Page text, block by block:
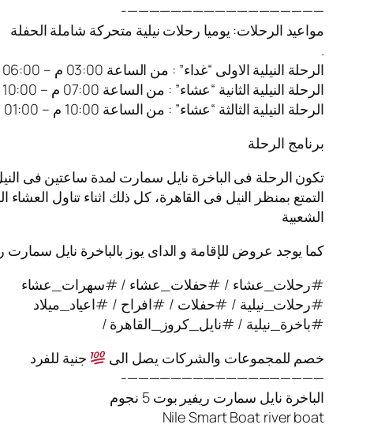
——————————————————-
مواعيد الرحلات: يوميا رحلات نيلية متحركة شاملة الحفلة
.
الرحلة النيلية الاولى “غداء” : من الساعة 03:00 م – 06:00 م
الرحلة النيلية الثانية “عشاء” : من الساعة 07:00 م – 10:00 م
الرحلة النيلية الثالثة “عشاء” : من الساعة 10:00 م – 01:00 ص
برنامج الرحلة
تكون الرحلة فى الباخرة نايل سمارت لمدة ساعتين فى
التمتع بمنظر النيل فى القاهرة، كل ذلك اثناء تناول
الشعبية
كما يوجد عروض للإقامة و الداى يوز بالباخرة نايل سمارت
#رحلات_عشاء / #حفلات_عشاء / #سهرات_عشاء
#رحلات_نيلية / #حفلات / #افراح / #اعياد_ميلاد
#باخرة_نيلية / #نايل_كروز_القاهرة /
خصم للمجموعات والشركات يصل الى
جنية للفرد
——————————————————-
الباخرة نايل سمارت ريفير بوت 5 نجوم
Nile Smart Boat river boat